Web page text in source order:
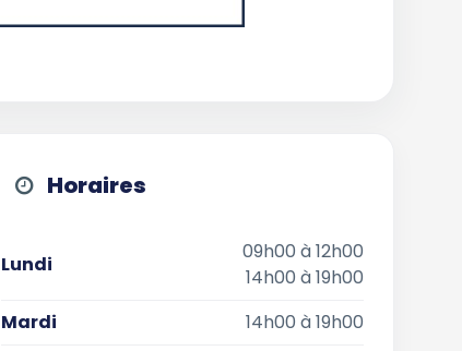
Horaires
Lundi
09h00 à 12h00
14h00 à 19h00
Mardi
14h00 à 19h00